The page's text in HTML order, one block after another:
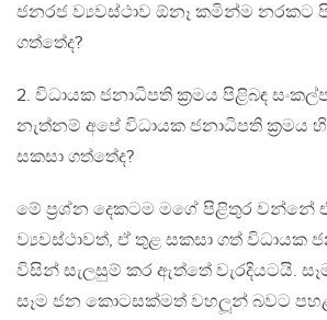
ජනරජ ව්‍යවස්ථාව ඕනෑ කමින්ම නරකට
ගත්තේද?
2. විධායක ජනාධිපති ක‍්‍රමය පිළිබඳ
නැත්නම් අපේ විධායක ජනාධිපති ක‍්‍රමය
සකසා ගත්තේද?
මේ ප‍්‍රශ්න දෙකටම මගේ පිළිතුර වන්නේ
ව්‍යවස්ථාවත්, ඒ තුළ සකසා ගත් විධායක
විසින් සැලසුම් කර ඇත්තේ වැරදියටයි.
සෑම ජන කොටසක්මත් වහලූන් බවට